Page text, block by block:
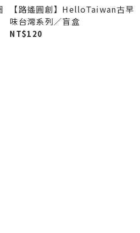
【路遙圓創】HelloTaiwan古早
味台灣系列／盲盒
NT$120